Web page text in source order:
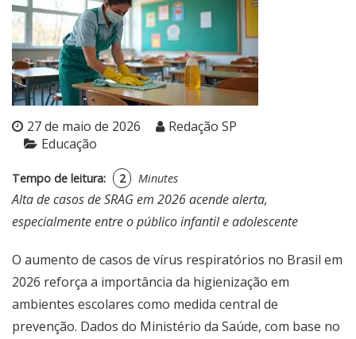
27 de maio de 2026
Redação SP
Educação
Tempo de leitura: 2 Minutes
Alta de casos de SRAG em 2026 acende alerta,
especialmente entre o público infantil e adolescente
O aumento de casos de vírus respiratórios no Brasil em
2026 reforça a importância da higienização em
ambientes escolares como medida central de
prevenção. Dados do Ministério da Saúde, com base no